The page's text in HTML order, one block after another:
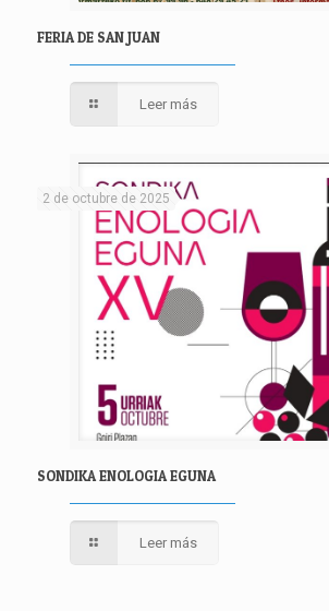
FERIA DE SAN JUAN
Leer más
2 de octubre de 2025
SONDIKA ENOLOGIA EGUNA
Leer más